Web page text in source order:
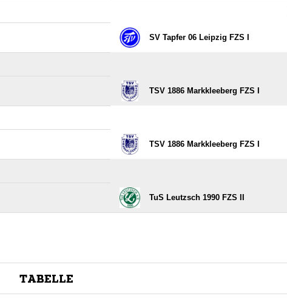
SV Tapfer 06 Leipzig FZS I
TSV 1886 Markkleeberg FZS I
TSV 1886 Markkleeberg FZS I
TuS Leutzsch 1990 FZS II
TABELLE